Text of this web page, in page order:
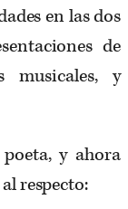
en las dos
de
musicales, y
y ahora
respecto: